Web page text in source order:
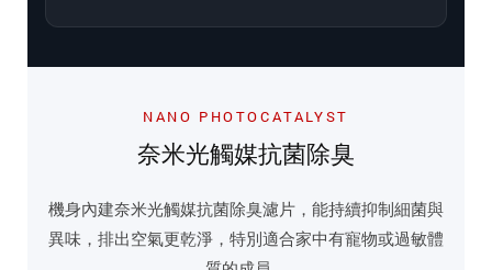
NANO PHOTOCATALYST
奈米光觸媒抗菌除臭
機身內建奈米光觸媒抗菌除臭濾片，能持續抑制細菌與
異味，排出空氣更乾淨，特別適合家中有寵物或過敏體